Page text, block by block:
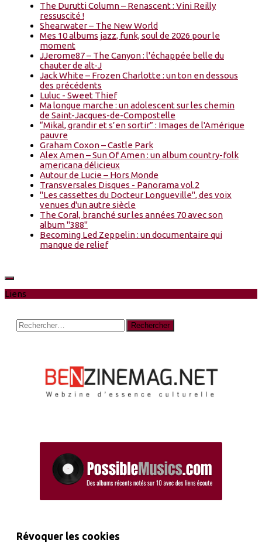
The Durutti Column – Renascent : Vini Reilly
ressuscité !
Shearwater – The New World
Mes 10 albums jazz, funk, soul de 2026 pour le
moment
JJerome87 – The Canyon : l'échappée belle du
chauter de alt-J
Jack White – Frozen Charlotte : un ton en dessous
des précédents
Luluc - Sweet Thief
Ma longue marche : un adolescent sur les chemin
de Saint-Jacques-de-Compostelle
“Mikal, grandir et s’en sortir” : Images de l'Amérique
pauvre
Graham Coxon – Castle Park
Alex Amen – Sun Of Amen : un album country-folk
americana délicieux
Autour de Lucie – Hors Monde
Transversales Disques - Panorama vol.2
"Les cassettes du Docteur Longueville", des voix
venues d'un autre siècle
The Coral, branché sur les années 70 avec son
album "388"
Becoming Led Zeppelin : un documentaire qui
manque de relief
Liens
Rechercher :
Révoquer les cookies